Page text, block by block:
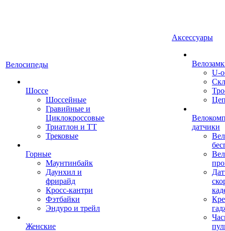
Велосипеды
Шоссе
Шоссейные
Гравийные и
Циклокроссовые
Триатлон и ТТ
Трековые
Горные
Маунтинбайк
Даунхил и
фрирайд
Кросс-кантри
Фэтбайки
Эндуро и трейл
Женские
Аксессуары
U-
датчики